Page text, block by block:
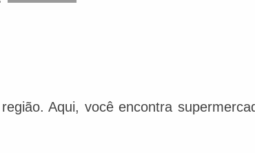
Aqui, você encontra